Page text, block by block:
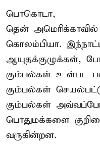
பொகொடா,
தென்
கொலம்பியா.
ஆயுதக்குழுக்கள்,
கும்பல்கள் உள்பட
கும்பல்கள்
கும்பல்கள்
பொதுமக்களை
வருகின்றன.